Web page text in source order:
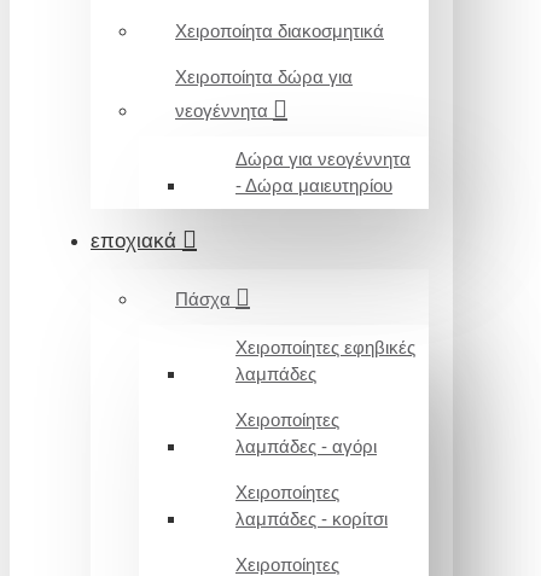
Χειροποίητα διακοσμητικά
Χειροποίητα δώρα για
νεογέννητα
Δώρα για νεογέννητα
- Δώρα μαιευτηρίου
εποχιακά
Πάσχα
Χειροποίητες εφηβικές
λαμπάδες
Χειροποίητες
λαμπάδες - αγόρι
Χειροποίητες
λαμπάδες - κορίτσι
Χειροποίητες